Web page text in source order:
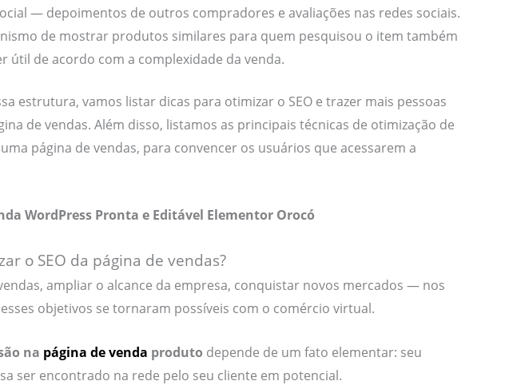
— depoimentos de outros compradores e avaliações nas redes sociais.
de mostrar produtos similares para quem pesquisou o item também
útil de acordo com a complexidade da venda.
estrutura, vamos listar dicas para otimizar o SEO e trazer mais pessoas
de vendas. Além disso, listamos as principais técnicas de otimização de
página de vendas, para convencer os usuários que acessarem a
WordPress Pronta e Editável Elementor Orocó
o SEO da página de vendas?
ampliar o alcance da empresa, conquistar novos mercados — nos
objetivos se tornaram possíveis com o comércio virtual.
na página de venda produto depende de um fato elementar: seu
ser encontrado na rede pelo seu cliente em potencial.